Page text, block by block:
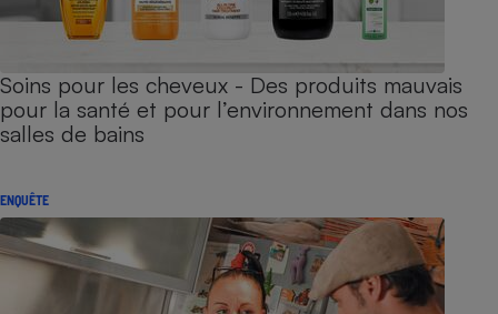
Soins pour les cheveux - Des produits mauvais
pour la santé et pour l’environnement dans nos
salles de bains
ENQUÊTE